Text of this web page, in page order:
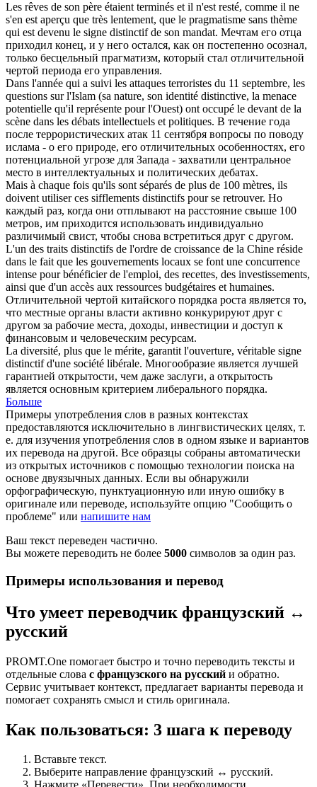
Les rêves de son père étaient terminés et il n'est resté, comme il ne
s'en est aperçu que très lentement, que le pragmatisme sans thème
qui est devenu le signe distinctifde son mandat. Мечтам его отца
приходил конец, и у него остался, как он постепенно осознал,
только бесцельный прагматизм, который стал отличительной
чертой периода его управления.
Dans l'année qui a suivi les attaques terroristes du 11 septembre, les
questions sur l'Islam (sa nature, son identité distinctive, la menace
potentielle qu'il représente pour l'Ouest) ont occupé le devant de la
scène dans les débats intellectuels et politiques. В течение года
после террористических атак 11 сентября вопросы по поводу
ислама - о его природе, его отличительных особенностях, его
потенциальной угрозе для Запада - захватили центральное
место в интеллектуальных и политических дебатах.
Mais à chaque fois qu'ils sont séparés de plus de 100 mètres, ils
doivent utiliser ces sifflements distinctifs pour se retrouver. Но
каждый раз, когда они отплывают на расстояние свыше 100
метров, им приходится использовать индивидуально
различимый свист, чтобы снова встретиться друг с другом.
L'un des traits distinctifs de l'ordre de croissance de la Chine réside
dans le fait que les gouvernements locaux se font une concurrence
intense pour bénéficier de l'emploi, des recettes, des investissements,
ainsi que d'un accès aux ressources budgétaires et humaines.
Отличительной чертой китайского порядка роста является то,
что местные органы власти активно конкурируют друг с
другом за рабочие места, доходы, инвестиции и доступ к
финансовым и человеческим ресурсам.
La diversité, plus que le mérite, garantit l'ouverture, véritable signe
distinctifd'une société libérale. Многообразие является лучшей
гарантией открытости, чем даже заслуги, а открытость
является основным критерием либерального порядка.
Больше
Примеры употребления слов в разных контекстах
предоставляются исключительно в лингвистических целях, т.
е. для изучения употребления слов в одном языке и вариантов
их перевода на другой. Все образцы собраны автоматически
из открытых источников с помощью технологии поиска на
основе двуязычных данных. Если вы обнаружили
орфографическую, пунктуационную или иную ошибку в
оригинале или переводе, используйте опцию "Сообщить о
проблеме" или напишите нам
Ваш текст переведен частично.
Вы можете переводить не более 5000 символов за один раз.
Примеры использования и перевод
Что умеет переводчик французский ↔
русский
PROMT.One помогает быстро и точно переводить тексты и
отдельные слова с французского на русский и обратно.
Сервис учитывает контекст, предлагает варианты перевода и
помогает сохранять смысл и стиль оригинала.
Как пользоваться: 3 шага к переводу
Вставьте текст.
Выберите направление французский ↔ русский.